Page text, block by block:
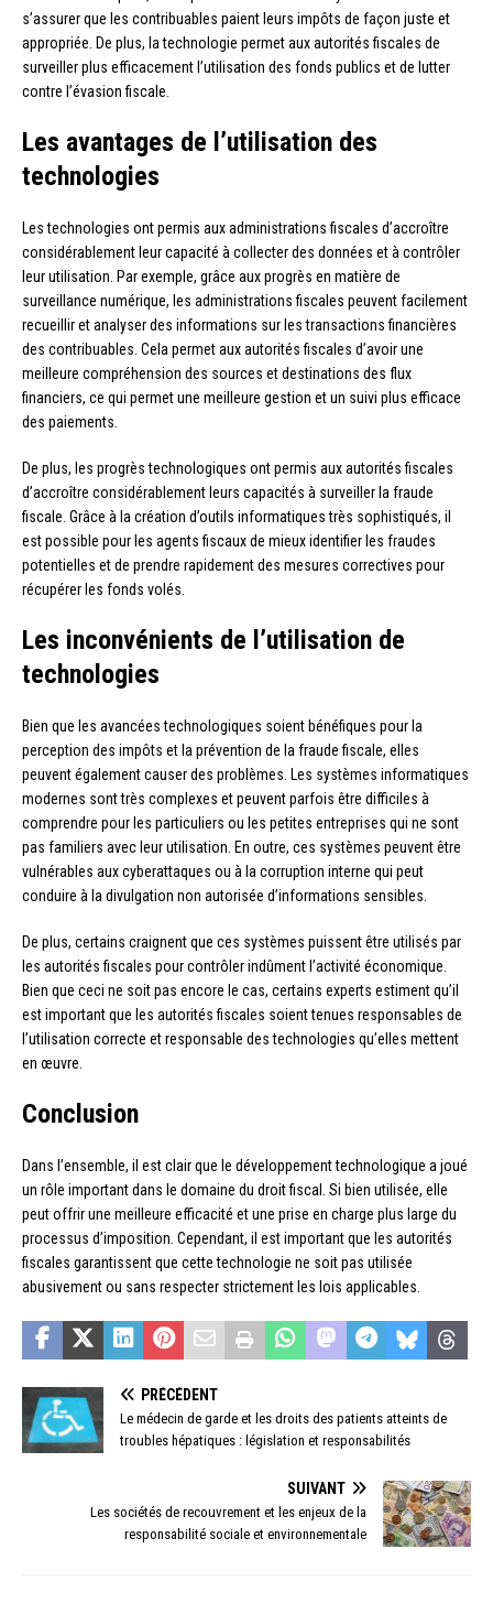
s’assurer que les contribuables paient leurs impôts de façon juste et
appropriée. De plus, la technologie permet aux autorités fiscales de
surveiller plus efficacement l’utilisation des fonds publics et de lutter
contre l’évasion fiscale.
Les avantages de l’utilisation des
technologies
Les technologies ont permis aux administrations fiscales d’accroître
considérablement leur capacité à collecter des données et à contrôler
leur utilisation. Par exemple, grâce aux progrès en matière de
surveillance numérique, les administrations fiscales peuvent facilement
recueillir et analyser des informations sur les transactions financières
des contribuables. Cela permet aux autorités fiscales d’avoir une
meilleure compréhension des sources et destinations des flux
financiers, ce qui permet une meilleure gestion et un suivi plus efficace
des paiements.
De plus, les progrès technologiques ont permis aux autorités fiscales
d’accroître considérablement leurs capacités à surveiller la fraude
fiscale. Grâce à la création d’outils informatiques très sophistiqués, il
est possible pour les agents fiscaux de mieux identifier les fraudes
potentielles et de prendre rapidement des mesures correctives pour
récupérer les fonds volés.
Les inconvénients de l’utilisation de
technologies
Bien que les avancées technologiques soient bénéfiques pour la
perception des impôts et la prévention de la fraude fiscale, elles
peuvent également causer des problèmes. Les systèmes informatiques
modernes sont très complexes et peuvent parfois être difficiles à
comprendre pour les particuliers ou les petites entreprises qui ne sont
pas familiers avec leur utilisation. En outre, ces systèmes peuvent être
vulnérables aux cyberattaques ou à la corruption interne qui peut
conduire à la divulgation non autorisée d’informations sensibles.
De plus, certains craignent que ces systèmes puissent être utilisés par
les autorités fiscales pour contrôler indûment l’activité économique.
Bien que ceci ne soit pas encore le cas, certains experts estiment qu’il
est important que les autorités fiscales soient tenues responsables de
l’utilisation correcte et responsable des technologies qu’elles mettent
en œuvre.
Conclusion
Dans l’ensemble, il est clair que le développement technologique a joué
un rôle important dans le domaine du droit fiscal. Si bien utilisée, elle
peut offrir une meilleure efficacité et une prise en charge plus large du
processus d’imposition. Cependant, il est important que les autorités
fiscales garantissent que cette technologie ne soit pas utilisée
abusivement ou sans respecter strictement les lois applicables.
PRÉCÉDENT
Le médecin de garde et les droits des patients atteints de
troubles hépatiques : législation et responsabilités
SUIVANT
Les sociétés de recouvrement et les enjeux de la
responsabilité sociale et environnementale